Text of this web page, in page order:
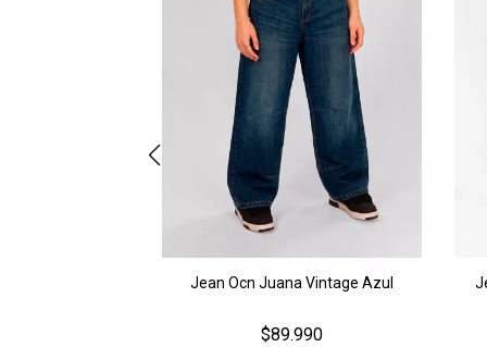
Jean Ocn Juana Vintage Azul
$89.990